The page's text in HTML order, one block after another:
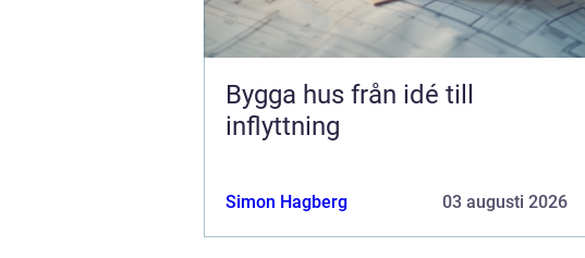
Bygga hus från idé till
inflyttning
Simon Hagberg 03 augusti 2026